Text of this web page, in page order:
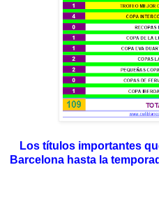
Los títulos importantes
Barcelona hasta la